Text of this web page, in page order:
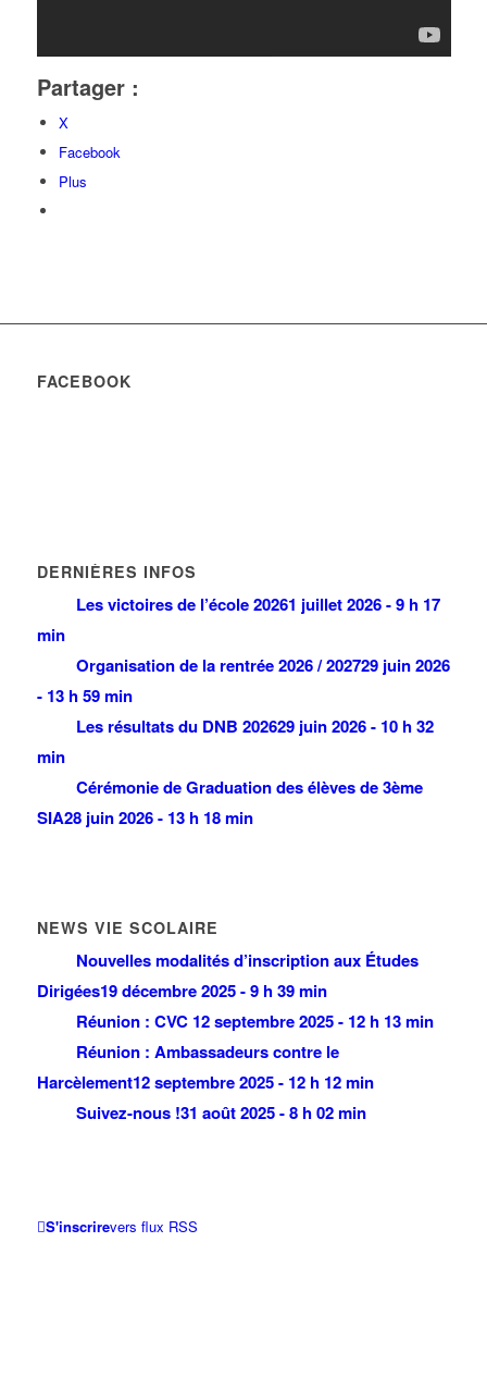
Partager :
X
Facebook
Plus
FACEBOOK
DERNIÈRES INFOS
Les victoires de l’école 20261 juillet 2026 - 9 h 17
min
Organisation de la rentrée 2026 / 202729 juin 2026
- 13 h 59 min
Les résultats du DNB 202629 juin 2026 - 10 h 32
min
Cérémonie de Graduation des élèves de 3ème
SIA28 juin 2026 - 13 h 18 min
NEWS VIE SCOLAIRE
Nouvelles modalités d’inscription aux Études
Dirigées19 décembre 2025 - 9 h 39 min
Réunion : CVC 12 septembre 2025 - 12 h 13 min
Réunion : Ambassadeurs contre le
Harcèlement12 septembre 2025 - 12 h 12 min
Suivez-nous !31 août 2025 - 8 h 02 min
S'inscrirevers flux RSS